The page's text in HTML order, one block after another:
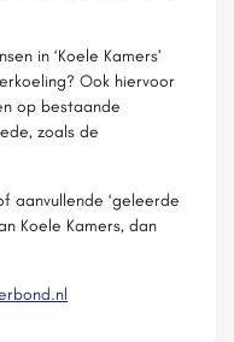
in ‘Koele Kamers’
Ook hiervoor
op bestaande
zoals de
aanvullende ‘geleerde
Koele Kamers, dan